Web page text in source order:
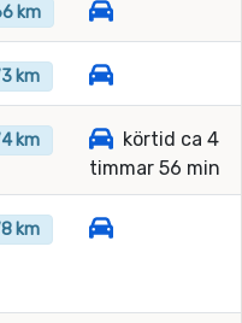
km
km
km
körtid ca 4
timmar 56 min
km